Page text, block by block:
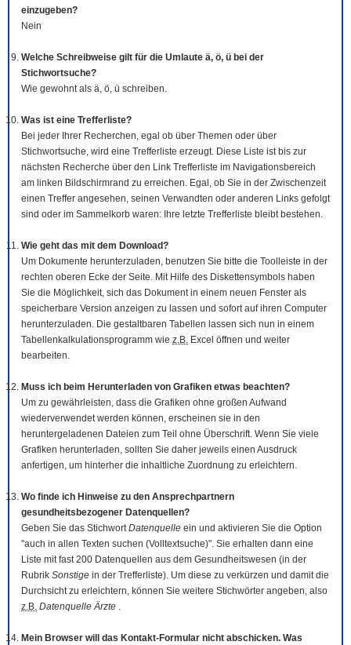
einzugeben?
Nein
Welche Schreibweise gilt für die Umlaute ä, ö, ü bei der
Stichwortsuche?
Wie gewohnt als ä, ö, ü schreiben.
Was ist eine Trefferliste?
Bei jeder Ihrer Recherchen, egal ob über Themen oder über
Stichwortsuche, wird eine Trefferliste erzeugt. Diese Liste ist bis zur
nächsten Recherche über den Link Trefferliste im Navigationsbereich
am linken Bildschirmrand zu erreichen. Egal, ob Sie in der Zwischenzeit
einen Treffer angesehen, seinen Verwandten oder anderen Links gefolgt
sind oder im Sammelkorb waren: Ihre letzte Trefferliste bleibt bestehen.
Wie geht das mit dem Download?
Um Dokumente herunterzuladen, benutzen Sie bitte die Tool leiste in der
rechten oberen Ecke der Seite. Mit Hilfe des Diskettensymbols haben
Sie die Möglichkeit, sich das Dokument in einem neuen Fenster als
speicherbare Version anzeigen zu lassen und sofort auf ihren Computer
herunterzuladen. Die gestaltbaren Tabellen lassen sich nun in einem
Tabellenkalkulationsprogramm wie z.B. Excel öffnen und weiter
bearbeiten.
Muss ich beim Herunterladen von Grafiken etwas beachten?
Um zu gewährleisten, dass die Grafiken ohne großen Aufwand
wiederverwendet werden können, erscheinen sie in den
heruntergeladenen Dateien zum Teil ohne Überschrift. Wenn Sie viele
Grafiken herunterladen, sollten Sie daher jeweils einen Ausdruck
anfertigen, um hinterher die inhaltliche Zuordnung zu erleichtern.
Wo finde ich Hinweise zu den Ansprechpartnern
gesundheitsbezogener Datenquellen?
Geben Sie das StichwortDatenquelle ein und aktivieren Sie die Option
"auch in allen Texten suchen (Volltextsuche)". Sie erhalten dann eine
Liste mit fast 200 Datenquellen aus dem Gesundheitswesen (in der
Rubrik Sonstige in der Trefferliste). Um diese zu verkürzen und damit die
Durchsicht zu erleichtern, können Sie weitere Stichwörter angeben, also
z.B. Datenquelle Ärzte .
Mein Browser will das Kontakt-Formular nicht abschicken. Was